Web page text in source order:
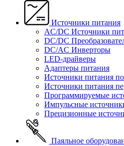
Источники питания
AC/DC Источники
DC/DC
DC/AC Инверторы
LED-драйверы
Адаптеры питания
Источники питания
Источники питания
Программируемые
Импульсные
Прецизионные
Паяльное